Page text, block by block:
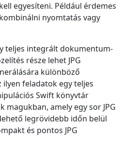
egyesíteni. Például érdemes
nyomtatás vagy
teljes integrált dokumentum-
része lehet JPG
különböző
feladatok egy teljes
Swift könyvtár
magukban, amely egy sor JPG
legrövidebb időn belül
és pontos JPG